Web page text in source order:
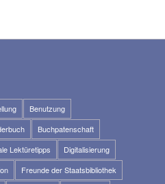
Benutzung
Buchpatenschaft
Lektüretipps
Digitalisierung
Freunde der Staatsbibliothek